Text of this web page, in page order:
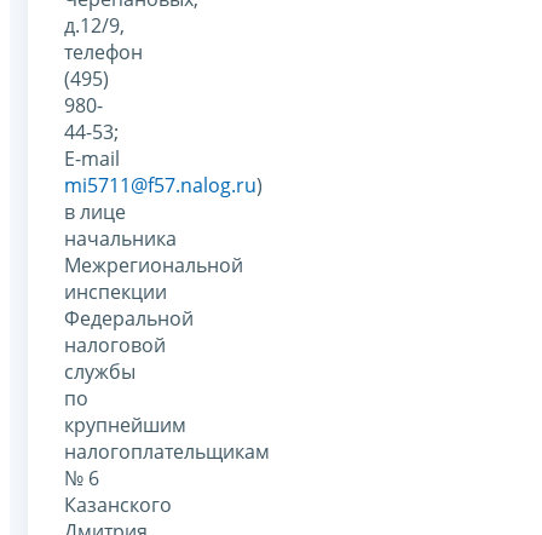
д.12/9,
телефон
(495)
980-
44-53;
E-mail
mi5711@f57.nalog.ru)
в лице
начальника
Межрегиональной
инспекции
Федеральной
налоговой
службы
по
крупнейшим
налогоплательщикам
№ 6
Казанского